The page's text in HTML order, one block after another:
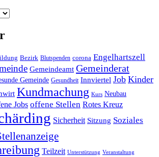
Bezirk Blutspenden corona Engelhartszell
Gemeindeamt Gemeinderat
Gemeinde Gesundheit Innviertel Job Kinder
Kundmachung Kurs Neubau
Jobs offene Stellen Rotes Kreuz
Sicherheit Sitzung Soziales
Teilzeit Unterstützung Veranstaltung